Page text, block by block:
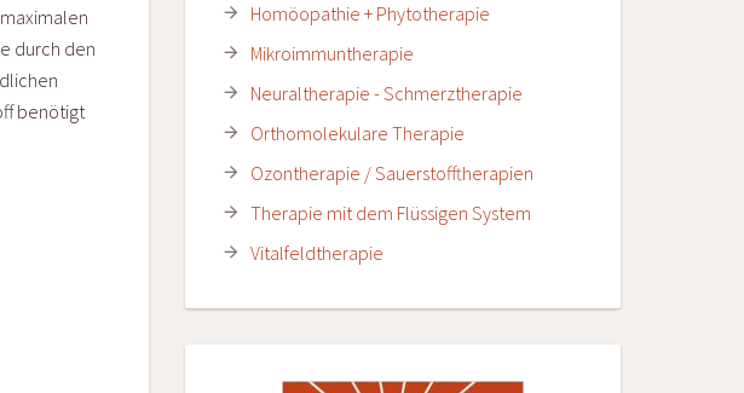
durch den
benötigt
Homöopathie + Phytotherapie
Mikroimmuntherapie
Neuraltherapie - Schmerztherapie
Orthomolekulare Therapie
Ozontherapie / Sauerstofftherapien
Therapie mit dem Flüssigen System
Vitalfeldtherapie